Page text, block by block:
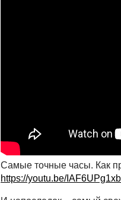
Самые точные часы. Как
https://youtu.be/